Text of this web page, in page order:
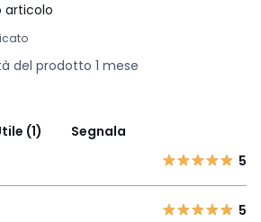
articolo
del prodotto 1 mese
(1)
Segnala
5
5